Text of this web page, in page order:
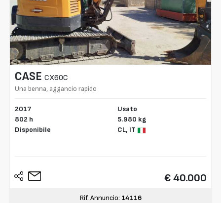
CASE CX60C
Una benna, aggancio rapido
2017
802 h
Disponibile
Usato
5.980 kg
CL, IT
€ 40.000
Rif. Annuncio: 14116